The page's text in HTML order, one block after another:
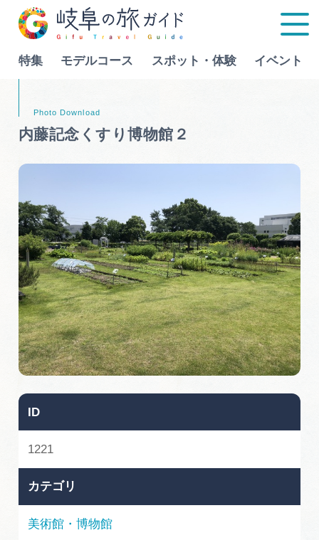
特集 モデルコース スポット・体験 イベント
特集
スポット・体験
イベント
グルメ
旅の予約
早わかり岐阜
買い物・お土産
Language
行きたいリストを見る
内藤記念くすり博物館２
ID
1221
カテゴリ
美術館・博物館